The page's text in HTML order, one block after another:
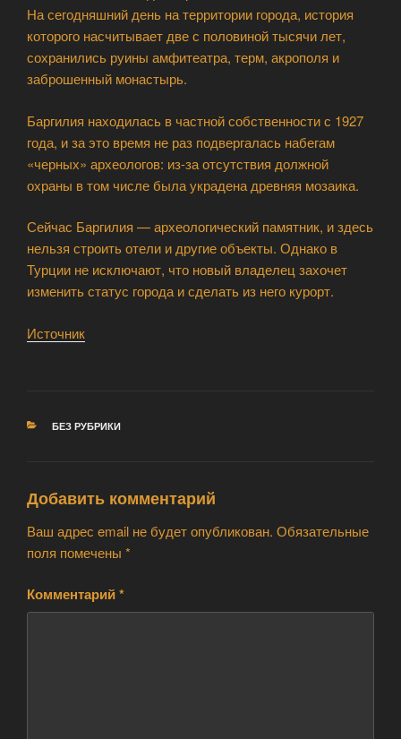
На сегодняшний день на территории города, история
которого насчитывает две с половиной тысячи лет,
сохранились руины амфитеатра, терм, акрополя и
заброшенный монастырь.
Баргилия находилась в частной собственности с 1927
года, и за это время не раз подвергалась набегам
«черных» археологов: из-за отсутствия должной
охраны в том числе была украдена древняя мозаика.
Сейчас Баргилия — археологический памятник, и здесь
нельзя строить отели и другие объекты. Однако в
Турции не исключают, что новый владелец захочет
изменить статус города и сделать из него курорт.
Источник
РУБРИКИ
БЕЗ РУБРИКИ
Добавить комментарий
Ваш адрес email не будет опубликован. Обязательные
поля помечены *
Комментарий*